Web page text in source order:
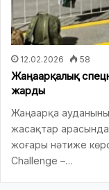
12.02.2026 58
Жаңаарқалық
жарды
Жаңаарқа
жасақтар
жоғары нәтиже
Challenge –…